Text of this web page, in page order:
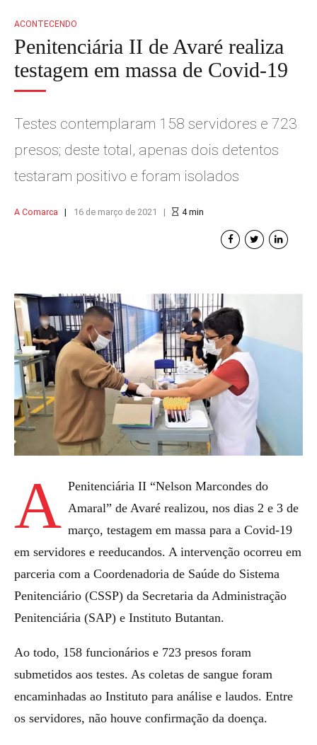
ACONTECENDO
Penitenciária II de Avaré realiza
testagem em massa de Covid-19
Testes contemplaram 158 servidores e 723
presos; deste total, apenas dois detentos
testaram positivo e foram isolados
A Comarca 16 de março de 2021 4min
A Penitenciária II “Nelson Marcondes do
Amaral” de Avaré realizou, nos dias 2 e 3 de
março, testagem em massa para a Covid-19
em servidores e reeducandos. A intervenção ocorreu em
parceria com a Coordenadoria de Saúde do Sistema
Penitenciário (CSSP) da Secretaria da Administração
Penitenciária (SAP) e Instituto Butantan.
Ao todo, 158 funcionários e 723 presos foram
submetidos aos testes. As coletas de sangue foram
encaminhadas ao Instituto para análise e laudos. Entre
os servidores, não houve confirmação da doença.